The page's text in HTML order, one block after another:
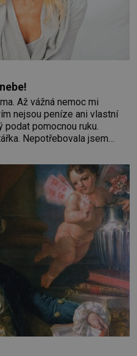
Až vážná nemoc mi
nejsou peníze ani vlastní
podat pomocnou ruku.
Nepotřebovala jsem
jsem odešla z rodného